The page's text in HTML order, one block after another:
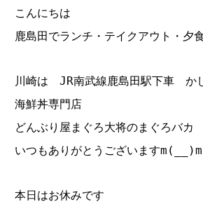
こんにちは
鹿島田でランチ・テイクアウト・夕
川崎は JR南武線鹿島田駅下車 か
海鮮丼専門店
どんぶり屋まぐろ大将のまぐろバ
いつもありがとうございますm(__)m
本日はお休みです